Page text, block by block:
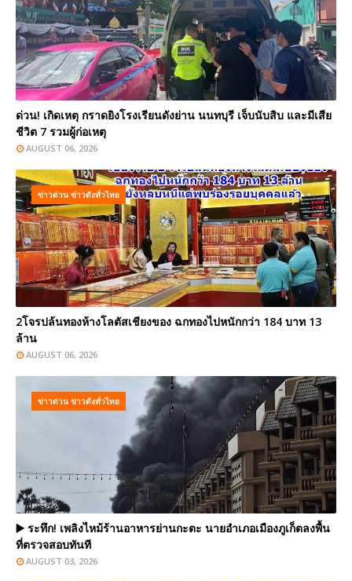
ด่วน! เกิดเหตุ กราดยิงโรงเรียนดังย่าน นนทบุรี เจ็บนับสิบ และมีเสีย
ชีวิต 7 รวมผู้ก่อเหตุ
AUGUST 06, 2026
ข่าวด่วน ข่าวดังทั่วไทย
2โจรปล้นทองห้างโลตัสเชียงของ ฉกทองไปหนักกว่า 184 บาท 13
ล้าน
AUGUST 06, 2026
ข่าวด่วน ข่าวดังทั่วไทย
▶️ ระทึก! เพลิงไหม้ร้านอาหารย่านกะตะ นายอำเภอเมืองภูเก็ตลงพื้น
ที่ตรวจสอบทันที
AUGUST 03, 2026